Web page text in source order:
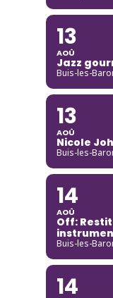
13
AOÛ
Jazz
Buis-les-
13
AOÛ
Nicole
Buis-les-
14
AOÛ
Off:
Buis-les-
14